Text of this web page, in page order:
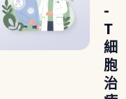
-
T
細
胞
治